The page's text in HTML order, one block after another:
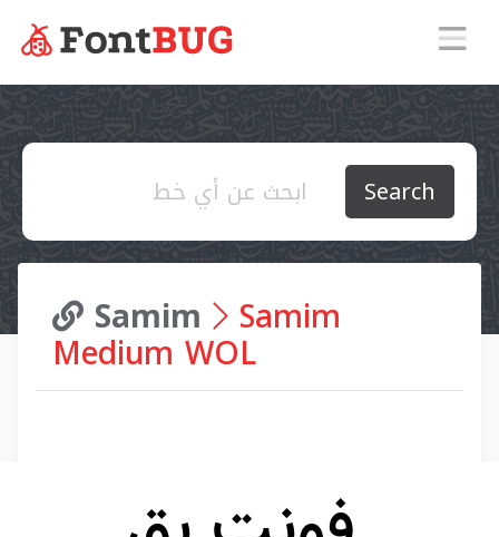
Search
Samim Samim
Medium WOL